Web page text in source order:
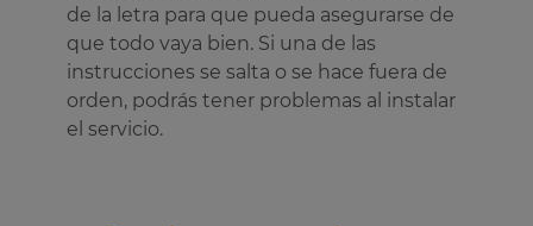
de la letra para que pueda asegurarse de
que todo vaya bien. Si una de las
instrucciones se salta o se hace fuera de
orden, podrás tener problemas al instalar
el servicio.